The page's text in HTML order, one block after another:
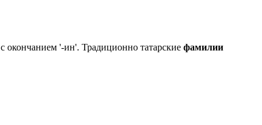
с окончанием '-ин'. Традиционно татарские фамилии